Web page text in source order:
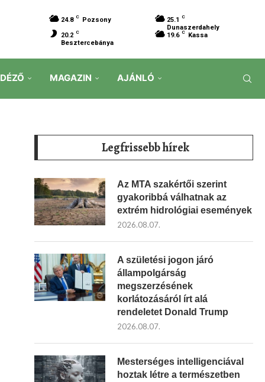
24.8 C Pozsony 25.1 C
Dunaszerdahely
20.2 C
Besztercebánya
19.6 C Kassa
MAGAZIN AJÁNLÓ
Legfrissebb hírek
Az MTA szakértői szerint
gyakoribbá válhatnak az
extrém hidrológiai események
2026.08.07.
A születési jogon járó
állampolgárság
megszerzésének
korlátozásáról írt alá
rendeletet Donald Trump
2026.08.07.
Mesterséges intelligenciával
hoztak létre a természetben